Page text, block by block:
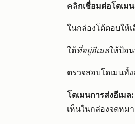
คลิกเชื่อมต่อโดเมน
ในกล่องโต้ตอบให้เ
ใต้ที่อยู่อีเมลให้ป้อน
ตรวจสอบโดเมนทั้
โดเมนการส่งอีเมล:
เห็นในกล่องจดหม